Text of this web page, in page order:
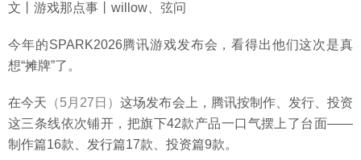
文丨游戏那点事丨willow、弦问
今年的SPARK2026腾讯游戏发布会，看得出他们这次是真
想“摊牌”了。
在今天 （5月27日）这场发布会上，腾讯按制作、发行、投资
这三条线依次铺开，把旗下42款产品一口气摆上了台面——
制作篇16款、发行篇17款、投资篇9款。